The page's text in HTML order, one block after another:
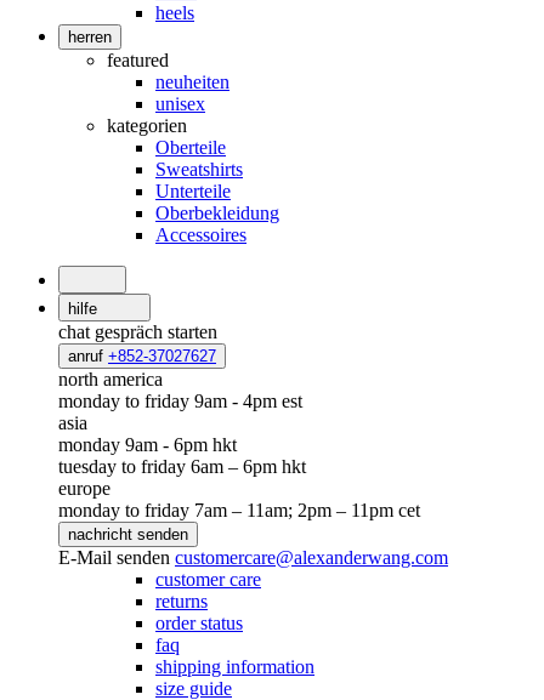
heels
herren
featured
neuheiten
unisex
kategorien
Oberteile
Sweatshirts
Unterteile
Oberbekleidung
Accessoires
hilfe
chat gespräch starten
anruf +852-37027627
north america
monday to friday 9am - 4pm est
asia
monday 9am - 6pm hkt
tuesday to friday 6am – 6pm hkt
europe
monday to friday 7am – 11am; 2pm – 11pm cet
nachricht senden
E-Mail senden customercare@alexanderwang.com
customer care
returns
order status
faq
shipping information
size guide